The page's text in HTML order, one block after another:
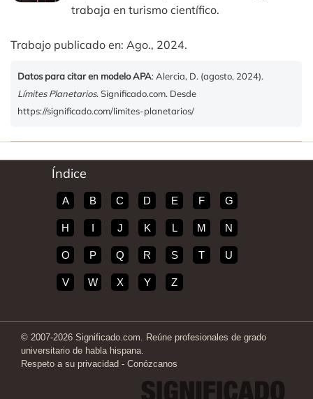
trabaja en turismo científico.
Trabajo publicado en: Ago., 2024.
Datos para citar en modelo APA: Alercia, D. (agosto, 2024).
Límites Planetarios. Significado.com. Desde
https://significado.com/limites-planetarios/
Índice
A B C D E F G
H I J K L M N
O P Q R S T U
V W X Y Z
© 2007-2026 Significado.com. Reúne profesionales de grado
universitario de habla hispana.
Respeto a su privacidad - Conózcanos